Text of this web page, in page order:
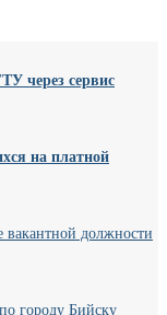
через сервис
на платной
должности
городу Бийску